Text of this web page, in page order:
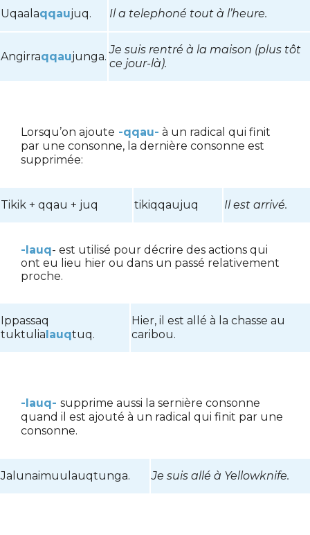
Uqaalaqqaujuq. Il a telephoné tout à l’heure.
Angirraqqaujunga.
Je suis rentré à la maison (plus tôt
ce jour-là).
Lorsqu’on ajoute -qqau- à un radical qui finit
par une consonne, la dernière consonne est
supprimée:
Tikik + qqau + juq tikiqqaujuq Il est arrivé.
-lauq- est utilisé pour décrire des actions qui
ont eu lieu hier ou dans un passé relativement
proche.
Ippassaq
tuktulia lauqtuq.
Hier, il est allé à la chasse au
caribou.
-lauq- supprime aussi la sernière consonne
quand il est ajouté à un radical qui finit par une
consonne.
Jalunaimuulauqtunga. Je suis allé à Yellowknife.